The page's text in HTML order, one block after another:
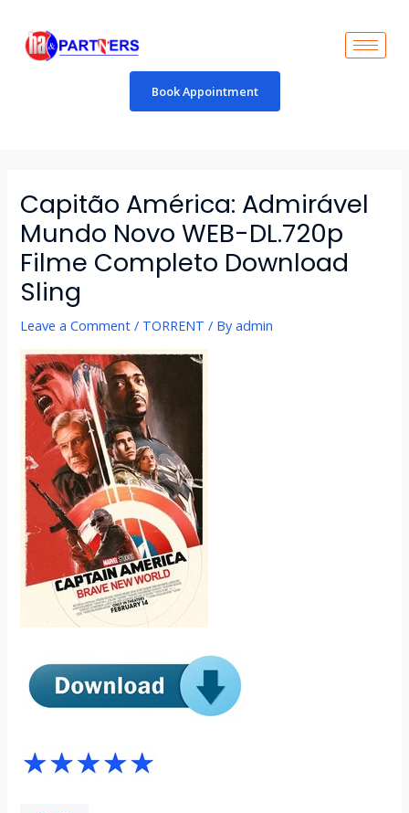
content
Book Appointment
Capitão América: Admirável
Mundo Novo WEB-DL.720p
Filme Completo Download
Sling
Leave a Comment / TORRENT / Byadmin